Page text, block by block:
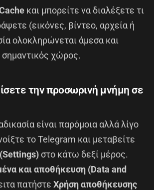
και μπορείτε να διαλέξετε τι
(εικόνες, βίντεο, αρχεία ή
ολοκληρώνεται άμεσα και
χώρος.
την προσωρινή μνήμη σε
είναι παρόμοια αλλά λίγο
το Telegram και μεταβείτε
στο κάτω δεξί μέρος.
και αποθήκευση (Data and
πατήστε Χρήση αποθήκευσης